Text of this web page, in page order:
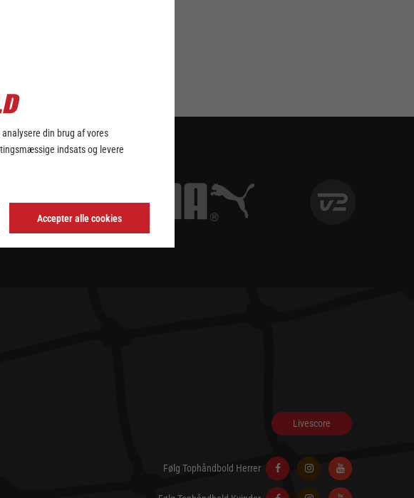
Livescore
Følg Tophåndbold Herrer
din brug af vores
indsats og levere
Accepter alle cookies